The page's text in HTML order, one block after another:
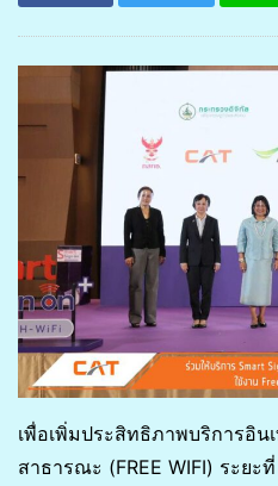
เพื่อเพิ่มประสิทธิภาพบริการอิน
สาธารณะ (FREE WIFI) ระยะ